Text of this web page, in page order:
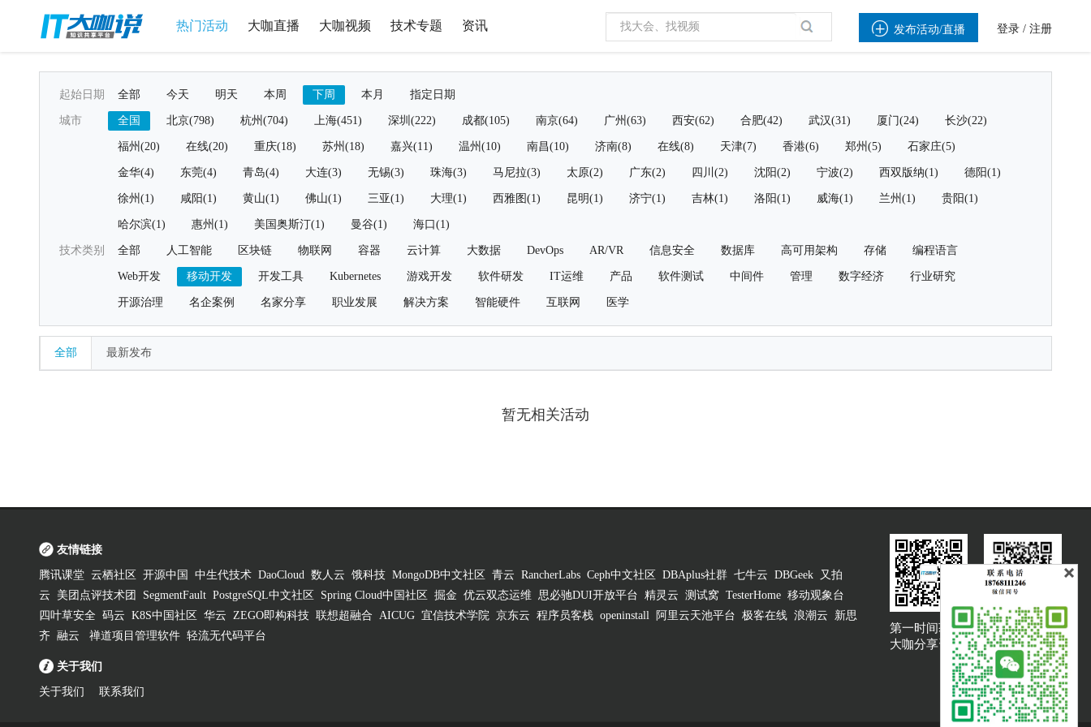
热门活动 大咖直播 大咖视频 技术专题 资讯  发布活动/直播 登录 / 注册
起始日期 全部 今天 明天 本周 下周 本月 指定日期
城市 全国 北京(798) 杭州(704) 上海(451) 深圳(222) 成都(105) 南京(64) 广州(63) 西安(62) 合肥(42) 武汉(31) 厦门(24) 长沙(22)
福州(20) 在线(20) 重庆(18) 苏州(18) 嘉兴(11) 温州(10) 南昌(10) 济南(8) 在线(8) 天津(7) 香港(6) 郑州(5) 石家庄(5)
金华(4) 东莞(4) 青岛(4) 大连(3) 无锡(3) 珠海(3) 马尼拉(3) 太原(2) 广东(2) 四川(2) 沈阳(2) 宁波(2) 西双版纳(1) 德阳(1)
徐州(1) 咸阳(1) 黄山(1) 佛山(1) 三亚(1) 大理(1) 西雅图(1) 昆明(1) 济宁(1) 吉林(1) 洛阳(1) 威海(1) 兰州(1) 贵阳(1)
哈尔滨(1) 惠州(1) 美国奥斯汀(1) 曼谷(1) 海口(1)
技术类别 全部 人工智能 区块链 物联网 容器 云计算 大数据 DevOps AR/VR 信息安全 数据库 高可用架构 存储 编程语言
Web开发 移动开发 开发工具 Kubernetes 游戏开发 软件研发 IT运维 产品 软件测试 中间件 管理 数字经济 行业研究
开源治理 名企案例 名家分享 职业发展 解决方案 智能硬件 互联网 医学
全部 最新发布
暂无相关活动
友情链接
腾讯课堂 云栖社区 开源中国 中生代技术 DaoCloud 数人云 饿科技 MongoDB中文社区 青云 RancherLabs Ceph中文社区 DBAplus社群 七牛云 DBGeek
又拍
云
美团点评技术团 SegmentFault PostgreSQL中文社区 Spring Cloud中国社区 掘金 优云双态运维 思必驰DUI开放平台 精灵云 测试窝 TesterHome 移动观象台
四叶草安全 码云 K8S中国社区 华云 ZEGO即构科技 联想超融合 AICUG 宜信技术学院 京东云 程序员客栈 openinstall 阿里云天池平台 极客在线 浪潮云
新思
齐 融云 禅道项目管理软件 轻流无代码平台
关于我们
关于我们 联系我们
第一时间获取
大咖分享资讯
大咖说吐槽客服